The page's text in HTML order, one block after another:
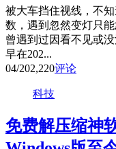
被大车挡住视线，不
数，遇到忽然变灯只
曾遇到过因看不见或
早在202...
04/202,220评论
科技
免费解压缩神